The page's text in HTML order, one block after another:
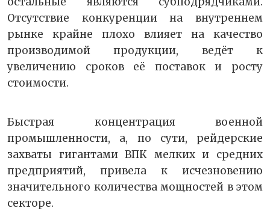
Отсутствие конкуренции на внутреннем
рынке крайне плохо влияет на качество
производимой продукции, ведёт к
увеличению сроков её поставок и росту
стоимости.
Быстрая концентрация военной
промышленности, а, по сути, рейдерские
захваты гигантами ВПК мелких и средних
предприятий, привела к исчезновению
значительного количества мощностей в этом
секторе.